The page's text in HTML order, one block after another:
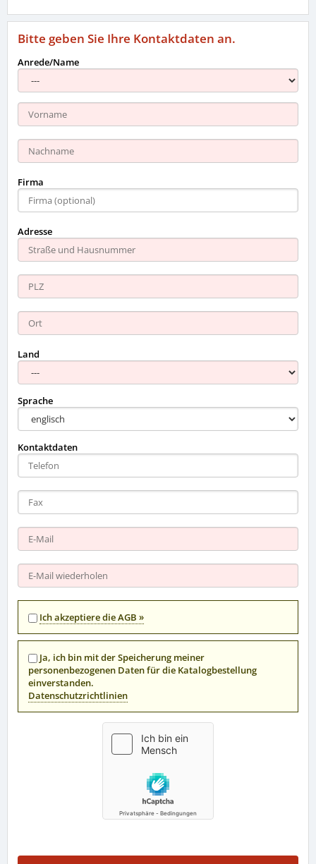
Bitte geben Sie Ihre Kontaktdaten an.
Anrede/Name
Firma
Adresse
Land
Sprache
Kontaktdaten
Ich akzeptiere die AGB
personenbezogenen Daten für die Katalogbestellung
einverstanden.
Datenschutzrichtlinien